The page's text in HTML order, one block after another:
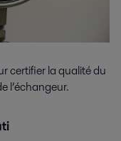
certifier la qualité du
l’échangeur.